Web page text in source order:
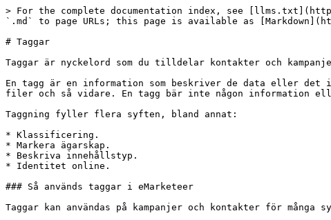
> For the complete documentation index, see
`.md` to page URLs; this page is available as
# Taggar
Taggar är nyckelord som du tilldelar kontakter och
En tagg är en information som beskriver de data eller
filer och så vidare. En tagg bär inte någon information
Taggning fyller flera syften, bland annat:
* Klassificering.
* Markera ägarskap.
* Beskriva innehållstyp.
* Identitet online.
### Så används taggar i eMarketeer
Taggar kan användas på kampanjer och kontakter för många